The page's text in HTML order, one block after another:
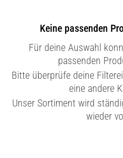
Keine passenden
Für deine Auswahl
passenden
Bitte überprüfe deine
eine andere
Unser Sortiment wird
wieder